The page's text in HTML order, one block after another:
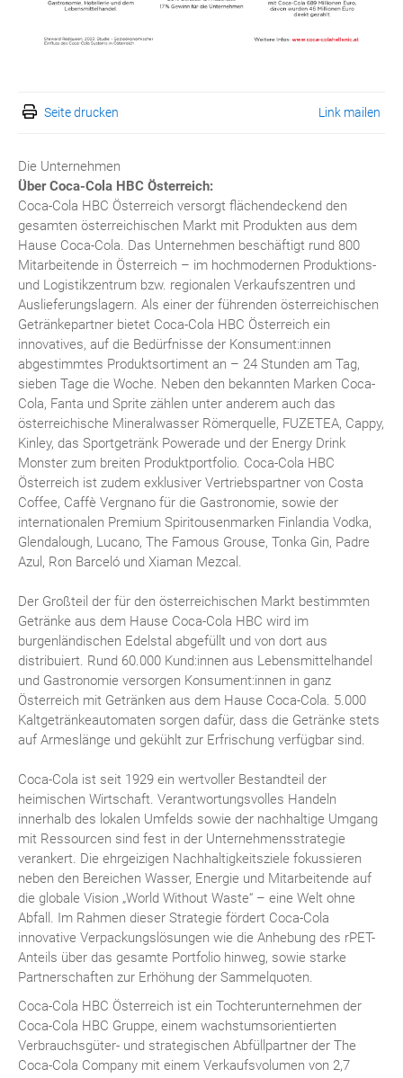
Seite drucken Link mailen
Die Unternehmen
Über Coca-Cola HBC Österreich:
Coca-Cola HBC Österreich versorgt flächendeckend den
gesamten österreichischen Markt mit Produkten aus dem
Hause Coca-Cola. Das Unternehmen beschäftigt rund 800
Mitarbeitende in Österreich – im hochmodernen Produktions-
und Logistikzentrum bzw. regionalen Verkaufszentren und
Auslieferungslagern. Als einer der führenden österreichischen
Getränkepartner bietet Coca-Cola HBC Österreich ein
innovatives, auf die Bedürfnisse der Konsument:innen
abgestimmtes Produktsortiment an – 24 Stunden am Tag,
sieben Tage die Woche. Neben den bekannten Marken Coca-
Cola, Fanta und Sprite zählen unter anderem auch das
österreichische Mineralwasser Römerquelle, FUZETEA, Cappy,
Kinley, das Sportgetränk Powerade und der Energy Drink
Monster zum breiten Produktportfolio. Coca-Cola HBC
Österreich ist zudem exklusiver Vertriebspartner von Costa
Coffee, Caffè Vergnano für die Gastronomie, sowie der
internationalen Premium Spiritousenmarken Finlandia Vodka,
Glendalough, Lucano, The Famous Grouse, Tonka Gin, Padre
Azul, Ron Barceló und Xiaman Mezcal.
Der Großteil der für den österreichischen Markt bestimmten
Getränke aus dem Hause Coca-Cola HBC wird im
burgenländischen Edelstal abgefüllt und von dort aus
distribuiert. Rund 60.000 Kund:innen aus Lebensmittelhandel
und Gastronomie versorgen Konsument:innen in ganz
Österreich mit Getränken aus dem Hause Coca-Cola. 5.000
Kaltgetränkeautomaten sorgen dafür, dass die Getränke stets
auf Armeslänge und gekühlt zur Erfrischung verfügbar sind.
Coca-Cola ist seit 1929 ein wertvoller Bestandteil der
heimischen Wirtschaft. Verantwortungsvolles Handeln
innerhalb des lokalen Umfelds sowie der nachhaltige Umgang
mit Ressourcen sind fest in der Unternehmensstrategie
verankert. Die ehrgeizigen Nachhaltigkeitsziele fokussieren
neben den Bereichen Wasser, Energie und Mitarbeitende auf
die globale Vision „World Without Waste“ – eine Welt ohne
Abfall. Im Rahmen dieser Strategie fördert Coca-Cola
innovative Verpackungslösungen wie die Anhebung des rPET-
Anteils über das gesamte Portfolio hinweg, sowie starke
Partnerschaften zur Erhöhung der Sammelquoten.
Coca-Cola HBC Österreich ist ein Tochterunternehmen der
Coca-Cola HBC Gruppe, einem wachstumsorientierten
Verbrauchsgüter- und strategischen Abfüllpartner der The
Coca-Cola Company mit einem Verkaufsvolumen von 2,7